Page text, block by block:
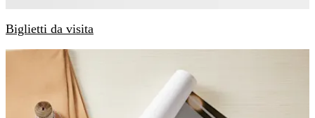
Biglietti da visita